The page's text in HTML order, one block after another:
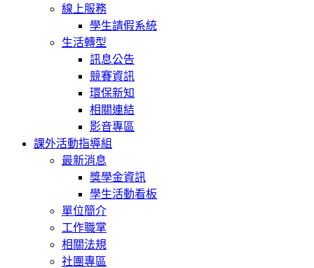
線上服務
學生請假系統
生活轉型
訊息公告
競賽資訊
環保新知
相關連結
影音專區
課外活動指導組
最新消息
獎學金資訊
學生活動看板
單位簡介
工作職掌
相關法規
社團專區